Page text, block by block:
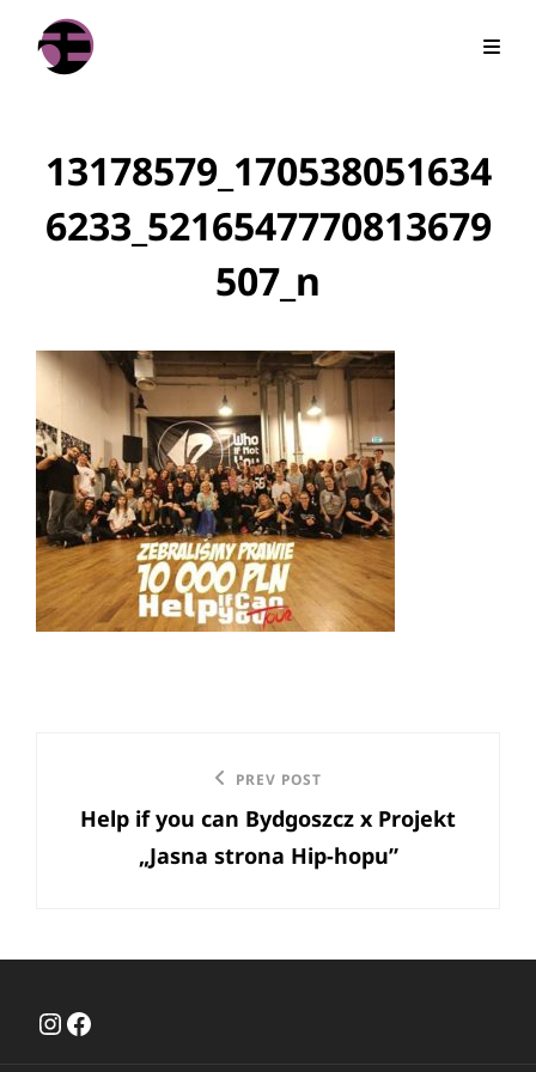
13178579_170538051634
6233_5216547770813679
507_n
wpisu
Post
PREV POST
Help if you can Bydgoszcz x Projekt
„Jasna strona Hip-hopu”
Instagram
Facebook